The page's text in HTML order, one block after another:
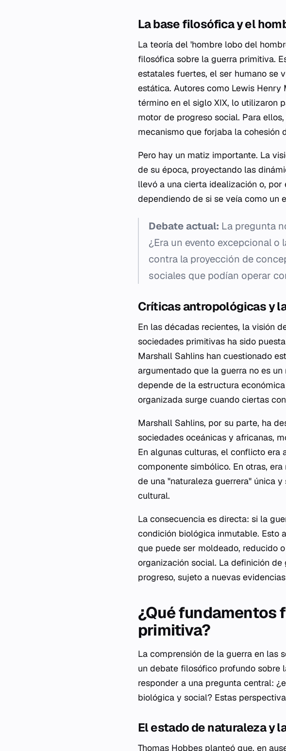
La base filosófica y el
La teoría del 'hombre lobo del
filosófica sobre la guerra primitiva.
estatales fuertes, el ser humano se
estática. Autores como Lewis
término en el siglo XIX, lo utilizaron
motor de progreso social. Para
mecanismo que forjaba la cohesión
Pero hay un matiz importante. La
de su época, proyectando las
llevó a una cierta idealización o,
dependiendo de si se veía como un
Debate actual: La pregunta
¿Era un evento excepcional
contra la proyección de
sociales que podían operar
Críticas antropológicas y
En las décadas recientes, la visión
sociedades primitivas ha sido
Marshall Sahlins han cuestionado
argumentado que la guerra no es
depende de la estructura
organizada surge cuando ciertas
Marshall Sahlins, por su parte, ha
sociedades oceánicas y africanas,
En algunas culturas, el conflicto
componente simbólico. En otras,
de una "naturaleza guerrera" única
cultural.
La consecuencia es directa: si la
condición biológica inmutable. Esto
que puede ser moldeado, reducido
organización social. La definición
progreso, sujeto a nuevas
¿Qué fundamentos
primitiva?
La comprensión de la guerra en las
un debate filosófico profundo sobre
responder a una pregunta central:
biológica y social? Estas
El estado de naturaleza y
Thomas Hobbes planteó que, en